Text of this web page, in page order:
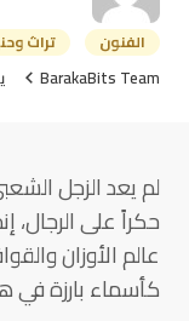
الفنون تراث
BarakaBits Team
لم يعد الزجل
حكراً على
عالم الأوزان
كأسماء بارزة في